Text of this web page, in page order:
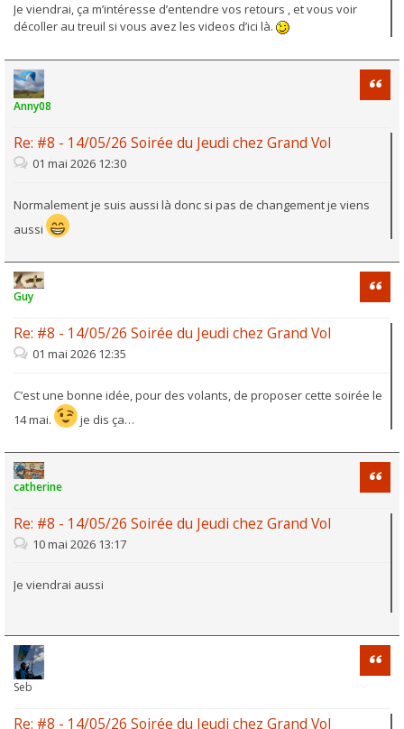
Je viendrai, ça m’intéresse d’entendre vos retours , et vous voir
décoller au treuil si vous avez les videos d’ici là.
Anny08
Re: #8 - 14/05/26 Soirée du Jeudi chez Grand Vol
01 mai 2026 12:30
Normalement je suis aussi là donc si pas de changement je viens
aussi
Guy
Re: #8 - 14/05/26 Soirée du Jeudi chez Grand Vol
01 mai 2026 12:35
C’est une bonne idée, pour des volants, de proposer cette soirée le
14 mai.
je dis ça…
catherine
Re: #8 - 14/05/26 Soirée du Jeudi chez Grand Vol
10 mai 2026 13:17
Je viendrai aussi
Seb
Re: #8 - 14/05/26 Soirée du Jeudi chez Grand Vol